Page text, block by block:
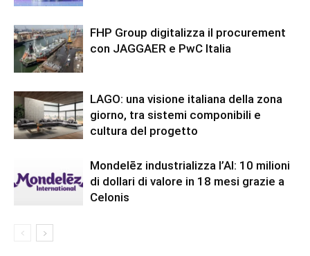
FHP Group digitalizza il procurement
con JAGGAER e PwC Italia
LAGO: una visione italiana della zona
giorno, tra sistemi componibili e
cultura del progetto
Mondelēz industrializza l’AI: 10 milioni
di dollari di valore in 18 mesi grazie a
Celonis